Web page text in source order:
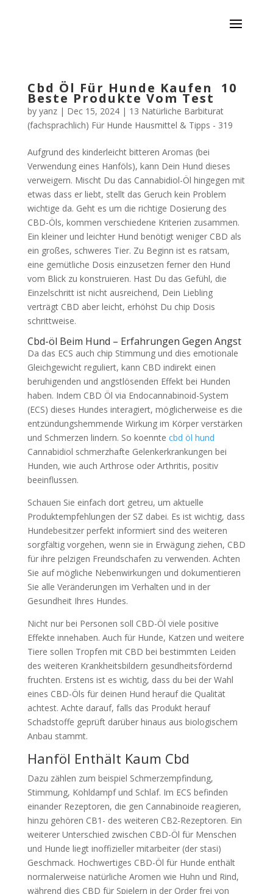
Cbd Öl Für Hunde Kaufen ️ 10
Beste Produkte Vom Test
by yanz| Dec 15, 2024| 13 Natürliche Barbiturat
(fachsprachlich) Für Hunde Hausmittel & Tipps - 319
Aufgrund des kinderleicht bitteren Aromas (bei
Verwendung eines Hanföls), kann Dein Hund dieses
verweigern. Mischt Du das Cannabidiol-Öl hingegen mit
etwas dass er liebt, stellt das Geruch kein Problem
wichtige da. Geht es um die richtige Dosierung des
CBD-Öls, kommen verschiedene Kriterien zusammen.
Ein kleiner und leichter Hund benötigt weniger CBD als
ein großes, schweres Tier. Zu Beginn ist es ratsam,
eine gemütliche Dosis einzusetzen ferner den Hund
vom Blick zu konstruieren. Hast Du das Gefühl, die
Einzelschritt ist nicht ausreichend, Dein Liebling
verträgt CBD aber leicht, erhöhst Du chip Dosis
schrittweise.
Cbd-öl Beim Hund – Erfahrungen Gegen Angst
Da das ECS auch chip Stimmung und dies emotionale
Gleichgewicht reguliert, kann CBD indirekt einen
beruhigenden und angstlösenden Effekt bei Hunden
haben. Indem CBD Öl via Endocannabinoid-System
(ECS) dieses Hundes interagiert, möglicherweise es die
entzündungshemmende Wirkung im Körper verstärken
und Schmerzen lindern. So koennte cbd öl hund
Cannabidiol schmerzhafte Gelenkerkrankungen bei
Hunden, wie auch Arthrose oder Arthritis, positiv
beeinflussen.
Schauen Sie einfach dort getreu, um aktuelle
Produktempfehlungen der SZ dabei. Es ist wichtig, dass
Hundebesitzer perfekt informiert sind des weiteren
sorgfältig vorgehen, wenn sie in Erwägung ziehen, CBD
für ihre pelzigen Freundschafen zu verwenden. Achten
Sie auf mögliche Nebenwirkungen und dokumentieren
Sie alle Veränderungen im Verhalten und in der
Gesundheit Ihres Hundes.
Nicht nur bei Personen soll CBD-Öl viele positive
Effekte innehaben. Auch für Hunde, Katzen und weitere
Tiere sollen Tropfen mit CBD bei bestimmten Leiden
des weiteren Krankheitsbildern gesundheitsfördernd
fruchten. Erstens ist es wichtig, dass du bei der Wahl
eines CBD-Öls für deinen Hund herauf die Qualität
achtest. Achte darauf, falls das Produkt herauf
Schadstoffe geprüft darüber hinaus aus biologischem
Anbau stammt.
Hanföl Enthält Kaum Cbd
Dazu zählen zum beispiel Schmerzempfindung,
Stimmung, Kohldampf und Schlaf. Im ECS befinden
einander Rezeptoren, die gen Cannabinoide reagieren,
hinzu gehören CB1- des weiteren CB2-Rezeptoren. Ein
weiterer Unterschied zwischen CBD-Öl für Menschen
und Hunde liegt inoffizieller mitarbeiter (der stasi)
Geschmack. Hochwertiges CBD-Öl für Hunde enthält
normalerweise natürliche Aromen wie Huhn und Rind,
während dies CBD für Spielern in der Order frei von